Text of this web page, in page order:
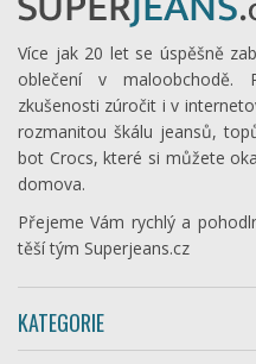
Více jak 20 let se úspěšně
oblečení v
zkušenosti zúročit i v
rozmanitou škálu jeansů,
bot Crocs, které si můžete
domova.
Přejeme Vám rychlý a
těší tým Superjeans.cz
KATEGORIE